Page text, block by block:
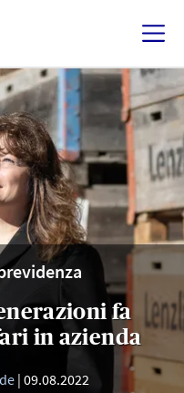
fa
in azienda
09.08.2022